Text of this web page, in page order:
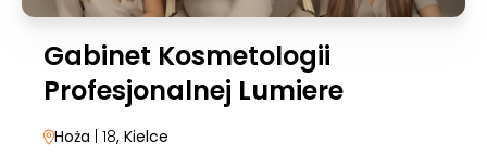
Gabinet Kosmetologii
Profesjonalnej Lumiere
Hoża | 18, Kielce